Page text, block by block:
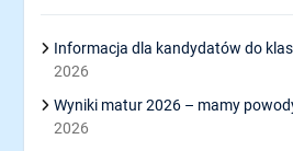
Informacja dla kandydatów do
2026
Wyniki matur 2026 – mamy
2026